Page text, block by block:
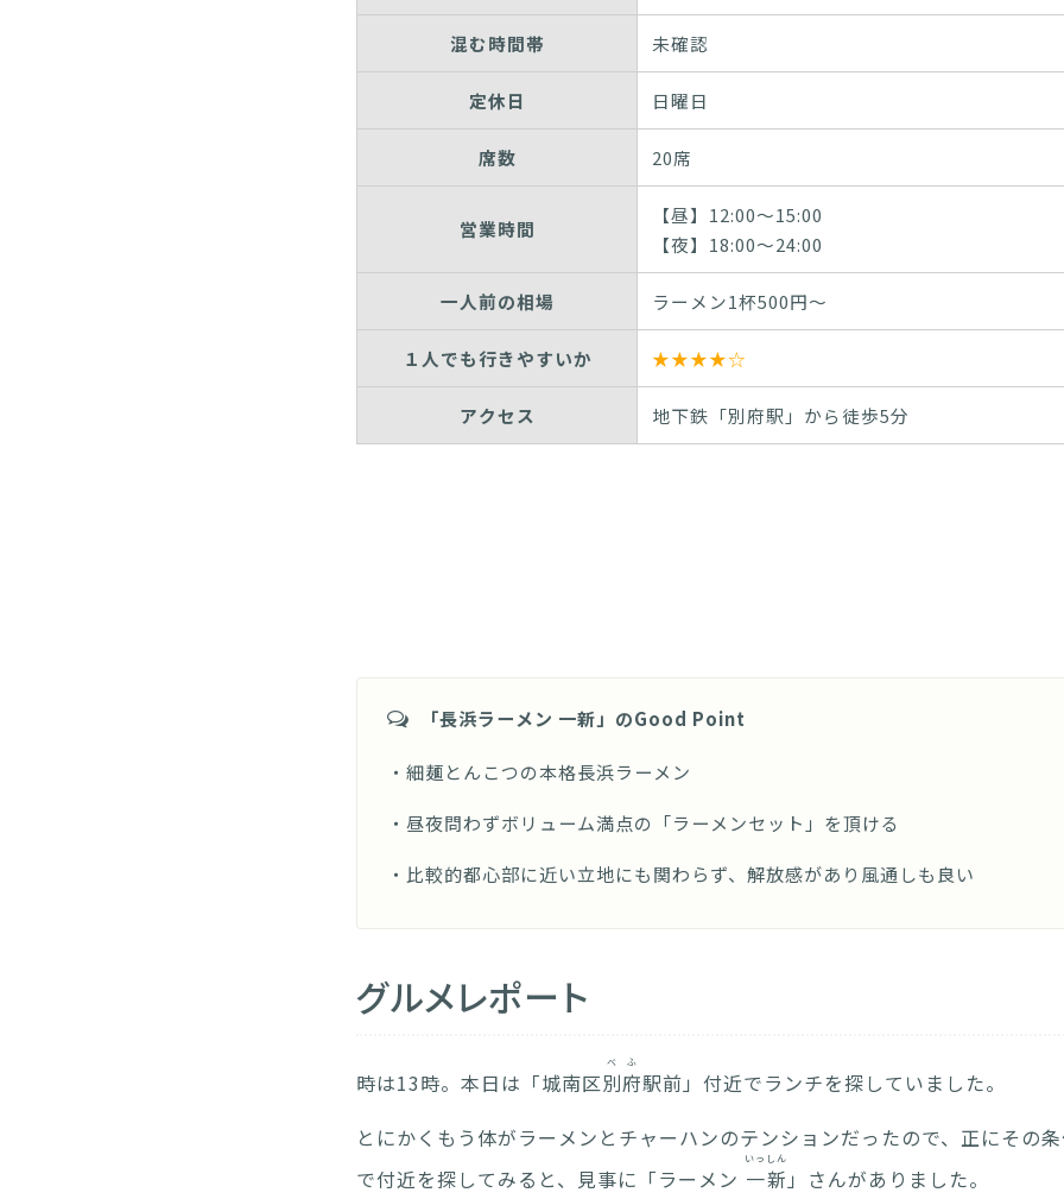
混む時間帯 未確認
定休日 日曜日
席数 20席
営業時間
【昼】12:00～15:00
【夜】18:00～24:00
一人前の相場 ラーメン1杯500円～
１人でも行きやすいか ★★★★☆
アクセス 地下鉄「別府駅」から徒歩5分
「長浜ラーメン 一新」のGood Point
・細麺とんこつの本格長浜ラーメン
・昼夜問わずボリューム満点の「ラーメンセット」を頂ける
・比較的都心部に近い立地にも関わらず、解放感があり風通しも良い
グルメレポート
時は13時。本日は「城南区別府
べふ
駅前」付近でランチを探していました。
とにかくもう体がラーメンとチャーハンのテンションだったので、正にその
で付近を探してみると、見事に「ラーメン 一新
いっしん
」さんがありました。